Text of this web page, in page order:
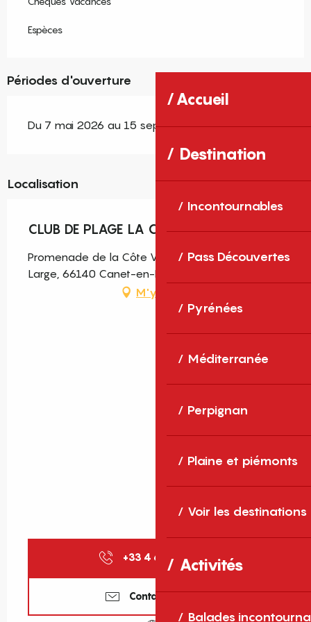
Accueil
Destination
Incontournables
Pass Découvertes
Pyrénées
Méditerranée
Perpignan
Plaine et piémonts
Voir les destinations
Activités
Balades
Espèces
Périodes d'ouverture
Du 7 mai 2026 au 15 septembre 2026
Localisation
CLUB DE PLAGE LA CALA
Promenade de la Côte Vermeille Plage du Grand
Large, 66140 Canet-en-Roussillon
M'y rendre
+33 4 68 84 97 ▒▒
Contactez-nous